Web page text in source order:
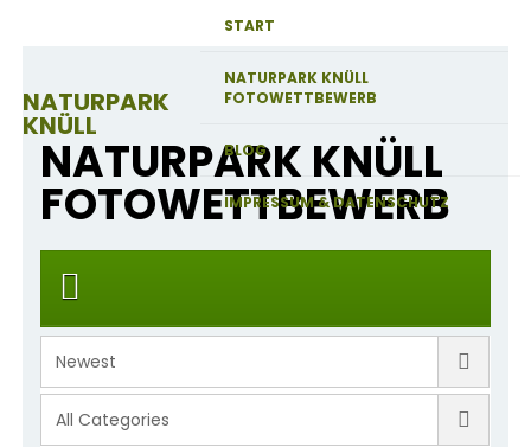
NATURPARK
KNÜLL
START
NATURPARK KNÜLL
FOTOWETTBEWERB
BLOG
IMPRESSUM & DATENSCHUTZ
NATURPARK KNÜLL
FOTOWETTBEWERB